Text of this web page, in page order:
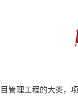
管理工程的大类，